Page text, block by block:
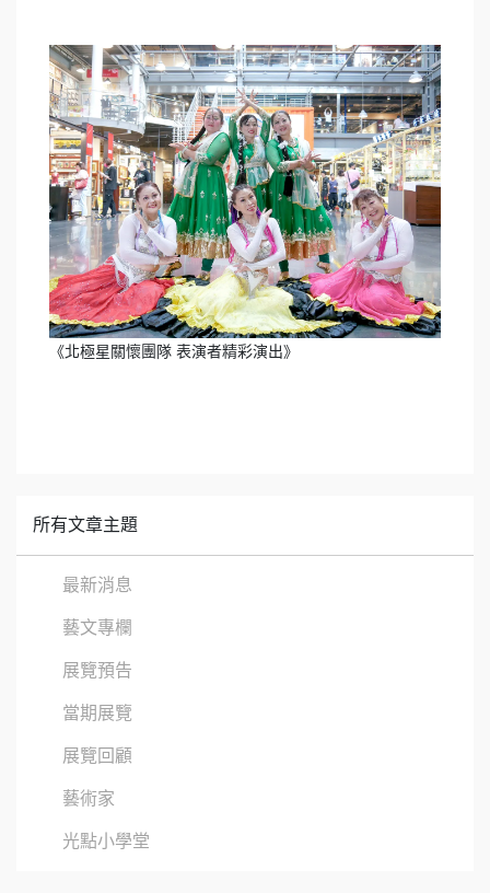
《北極星關懷團隊 表演者精彩演出》
所有文章主題
最新消息
藝文專欄
展覽預告
當期展覽
展覽回顧
藝術家
光點小學堂